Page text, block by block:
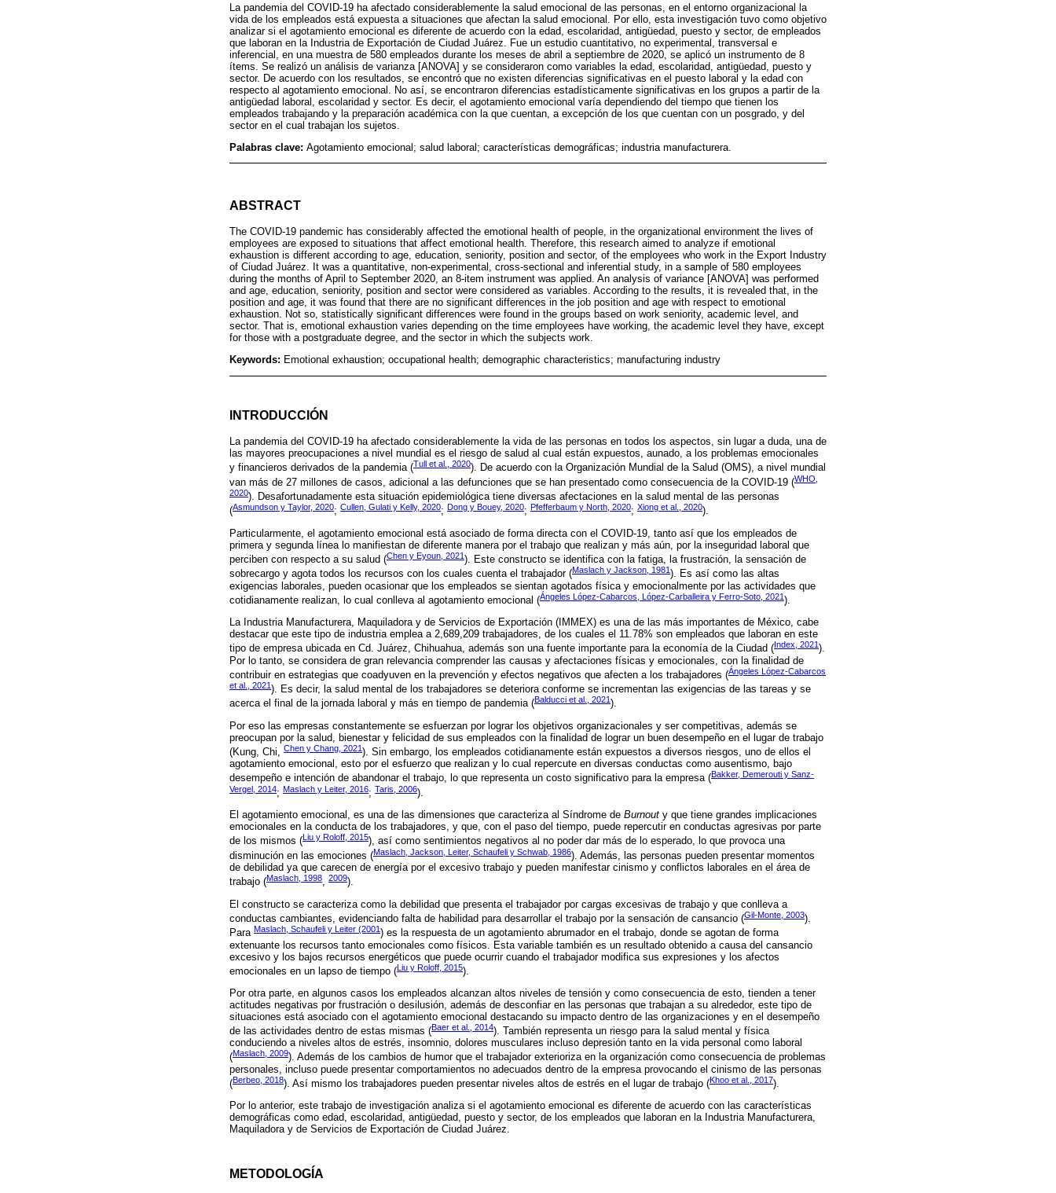
La pandemia del COVID-19 ha afectado considerablemente la salud emocional de las personas, en el entorno organizacional la
vida de los empleados está expuesta a situaciones que afectan la salud emocional. Por ello, esta investigación tuvo como objetivo
analizar si el agotamiento emocional es diferente de acuerdo con la edad, escolaridad, antigüedad, puesto y sector, de empleados
que laboran en la Industria de Exportación de Ciudad Juárez. Fue un estudio cuantitativo, no experimental, transversal e
inferencial, en una muestra de 580 empleados durante los meses de abril a septiembre de 2020, se aplicó un instrumento de 8
ítems. Se realizó un análisis de varianza [ANOVA] y se consideraron como variables la edad, escolaridad, antigüedad, puesto y
sector. De acuerdo con los resultados, se encontró que no existen diferencias significativas en el puesto laboral y la edad con
respecto al agotamiento emocional. No así, se encontraron diferencias estadísticamente significativas en los grupos a partir de la
antigüedad laboral, escolaridad y sector. Es decir, el agotamiento emocional varía dependiendo del tiempo que tienen los
empleados trabajando y la preparación académica con la que cuentan, a excepción de los que cuentan con un posgrado, y del
sector en el cual trabajan los sujetos.
Palabras clave: Agotamiento emocional; salud laboral; características demográficas; industria manufacturera.
ABSTRACT
The COVID-19 pandemic has considerably affected the emotional health of people, in the organizational environment the lives of
employees are exposed to situations that affect emotional health. Therefore, this research aimed to analyze if emotional
exhaustion is different according to age, education, seniority, position and sector, of the employees who work in the Export Industry
of Ciudad Juárez. It was a quantitative, non-experimental, cross-sectional and inferential study, in a sample of 580 employees
during the months of April to September 2020, an 8-item instrument was applied. An analysis of variance [ANOVA] was performed
and age, education, seniority, position and sector were considered as variables. According to the results, it is revealed that, in the
position and age, it was found that there are no significant differences in the job position and age with respect to emotional
exhaustion. Not so, statistically significant differences were found in the groups based on work seniority, academic level, and
sector. That is, emotional exhaustion varies depending on the time employees have working, the academic level they have, except
for those with a postgraduate degree, and the sector in which the subjects work.
Keywords: Emotional exhaustion; occupational health; demographic characteristics; manufacturing industry
INTRODUCCIÓN
La pandemia del COVID-19 ha afectado considerablemente la vida de las personas en todos los aspectos, sin lugar a duda, una de
las mayores preocupaciones a nivel mundial es el riesgo de salud al cual están expuestos, aunado, a los problemas emocionales
y financieros derivados de la pandemia (Tull et al., 2020). De acuerdo con la Organización Mundial de la Salud (OMS), a nivel mundial
van más de 27 millones de casos, adicional a las defunciones que se han presentado como consecuencia de la COVID-19 (WHO,
2020). Desafortunadamente esta situación epidemiológica tiene diversas afectaciones en la salud mental de las personas
(Asmundson y Taylor, 2020; Cullen, Gulati y Kelly, 2020; Dong y Bouey, 2020; Pfefferbaum y North, 2020; Xiong et al., 2020).
Particularmente, el agotamiento emocional está asociado de forma directa con el COVID-19, tanto así que los empleados de
primera y segunda línea lo manifiestan de diferente manera por el trabajo que realizan y más aún, por la inseguridad laboral que
perciben con respecto a su salud (Chen y Eyoun, 2021). Este constructo se identifica con la fatiga, la frustración, la sensación de
sobrecargo y agota todos los recursos con los cuales cuenta el trabajador (Maslach y Jackson, 1981 ). Es así como las altas
exigencias laborales, pueden ocasionar que los empleados se sientan agotados física y emocionalmente por las actividades que
cotidianamente realizan, lo cual conlleva al agotamiento emocional (Ángeles López-Cabarcos, López-Carballeira y Ferro-Soto, 2021).
La Industria Manufacturera, Maquiladora y de Servicios de Exportación (IMMEX) es una de las más importantes de México, cabe
destacar que este tipo de industria emplea a 2,689,209 trabajadores, de los cuales el 11.78% son empleados que laboran en este
tipo de empresa ubicada en Cd. Juárez, Chihuahua, además son una fuente importante para la economía de la Ciudad ( Index, 2021 ).
Por lo tanto, se considera de gran relevancia comprender las causas y afectaciones físicas y emocionales, con la finalidad de
contribuir en estrategias que coadyuven en la prevención y efectos negativos que afecten a los trabajadores (Ángeles López-Cabarcos
et al., 2021). Es decir, la salud mental de los trabajadores se deteriora conforme se incrementan las exigencias de las tareas y se
acerca el final de la jornada laboral y más en tiempo de pandemia (Balducci et al., 2021).
Por eso las empresas constantemente se esfuerzan por lograr los objetivos organizacionales y ser competitivas, además se
preocupan por la salud, bienestar y felicidad de sus empleados con la finalidad de lograr un buen desempeño en el lugar de trabajo
(Kung, Chi, Chen y Chang, 2021). Sin embargo, los empleados cotidianamente están expuestos a diversos riesgos, uno de ellos el
agotamiento emocional, esto por el esfuerzo que realizan y lo cual repercute en diversas conductas como ausentismo, bajo
desempeño e intención de abandonar el trabajo, lo que representa un costo significativo para la empresa (Bakker, Demerouti y Sanz-
Vergel, 2014; Maslach y Leiter, 2016; Taris, 2006).
El agotamiento emocional, es una de las dimensiones que caracteriza al Síndrome de Burnout y que tiene grandes implicaciones
emocionales en la conducta de los trabajadores, y que, con el paso del tiempo, puede repercutir en conductas agresivas por parte
de los mismos ( Liu y Roloff, 2015), así como sentimientos negativos al no poder dar más de lo esperado, lo que provoca una
disminución en las emociones (Maslach, Jackson, Leiter, Schaufeli y Schwab, 1986). Además, las personas pueden presentar momentos
de debilidad ya que carecen de energía por el excesivo trabajo y pueden manifestar cinismo y conflictos laborales en el área de
trabajo (Maslach, 1998, 2009).
El constructo se caracteriza como la debilidad que presenta el trabajador por cargas excesivas de trabajo y que conlleva a
conductas cambiantes, evidenciando falta de habilidad para desarrollar el trabajo por la sensación de cansancio (Gil-Monte, 2003).
Para Maslach, Schaufeli y Leiter (2001) es la respuesta de un agotamiento abrumador en el trabajo, donde se agotan de forma
extenuante los recursos tanto emocionales como físicos. Esta variable también es un resultado obtenido a causa del cansancio
excesivo y los bajos recursos energéticos que puede ocurrir cuando el trabajador modifica sus expresiones y los afectos
emocionales en un lapso de tiempo (Liu y Roloff, 2015).
Por otra parte, en algunos casos los empleados alcanzan altos niveles de tensión y como consecuencia de esto, tienden a tener
actitudes negativas por frustración o desilusión, además de desconfiar en las personas que trabajan a su alrededor, este tipo de
situaciones está asociado con el agotamiento emocional destacando su impacto dentro de las organizaciones y en el desempeño
de las actividades dentro de estas mismas (Baer et al., 2014). También representa un riesgo para la salud mental y física
conduciendo a niveles altos de estrés, insomnio, dolores musculares incluso depresión tanto en la vida personal como laboral
(Maslach, 2009). Además de los cambios de humor que el trabajador exterioriza en la organización como consecuencia de problemas
personales, incluso puede presentar comportamientos no adecuados dentro de la empresa provocando el cinismo de las personas
(Berbeo, 2018). Así mismo los trabajadores pueden presentar niveles altos de estrés en el lugar de trabajo (Khoo et al., 2017).
Por lo anterior, este trabajo de investigación analiza si el agotamiento emocional es diferente de acuerdo con las características
demográficas como edad, escolaridad, antigüedad, puesto y sector, de los empleados que laboran en la Industria Manufacturera,
Maquiladora y de Servicios de Exportación de Ciudad Juárez.
METODOLOGÍA